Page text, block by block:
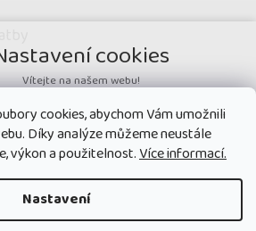
cookies, abychom Vám umožnili
Díky analýze můžeme neustále
výkon a použitelnost.Více informací.
Nastavení
cookies
Vítejte na našem webu!
cookies a související technologie, aby
vašim potřebám a vy na webu nalezli
Soubory cookies používané na našem webu
totožnosti uživatelů stránek.
Přijmout všechny cookies